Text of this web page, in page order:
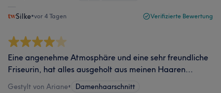
Silke•vor 4 Tagen Verifizierte Bewertung
Eine angenehme Atmosphäre und eine sehr freundliche
Friseurin, hat alles ausgeholt aus meinen Haaren...
Gestylt von Ariane• Damenhaarschnitt